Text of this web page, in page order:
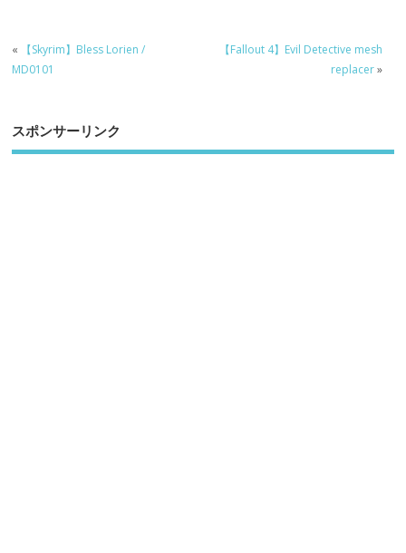
«
【Skyrim】Bless Lorien /
MD0101
【Fallout 4】Evil Detective mesh
replacer»
スポンサーリンク